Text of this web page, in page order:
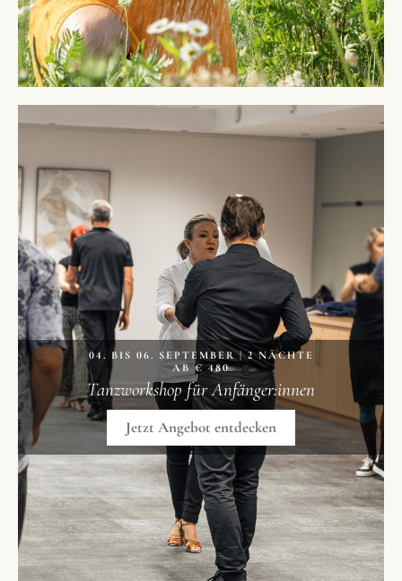
04. BIS 06. SEPTEMBER | 2 NÄCHTE
AB € 480
Tanzworkshop für Anfänger:innen
Jetzt Angebot entdecken